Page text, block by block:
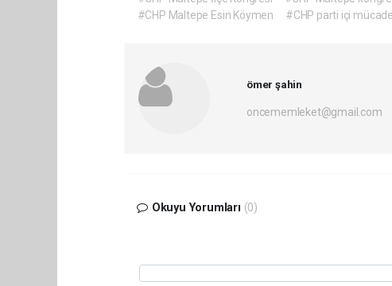
#CHP Maltepe Esin Köymen
#CHP parti içi
ömer şahin
oncememleket@gmail.com
Okuyu Yorumları (0)